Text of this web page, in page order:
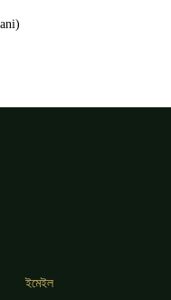
(Thanks to Shaykh Adnan Kabbani)
ইমেইল